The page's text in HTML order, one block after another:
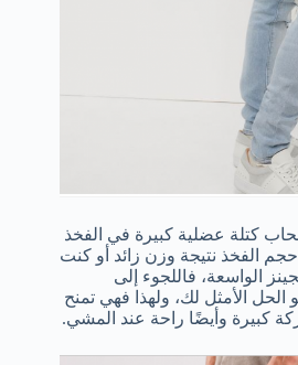
كتلة عضلية كبيرة في الفخذ
الفخذ نتيجة وزن زائد أو كنت
الواسعة، فاللجوء إلى
الحل الأمثل لك، ولهذا فهي تمنح
كبيرة وأيضًا راحة عند المشي.